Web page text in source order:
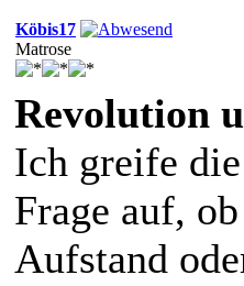
Köbis17
Matrose
Revolution
Ich greife
Frage auf,
Aufstand